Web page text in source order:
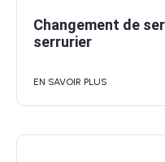
Changement de
serrurier
EN SAVOIR PLUS